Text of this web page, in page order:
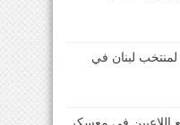
لمنتخب لبنان في